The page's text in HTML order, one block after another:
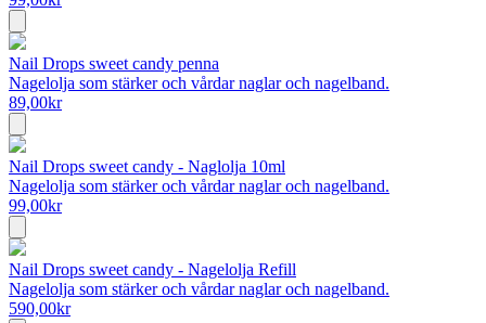
Nail Drops sweet candy penna
Nagelolja som stärker och vårdar naglar och nagelband.
89,00kr
Nail Drops sweet candy - Naglolja 10ml
Nagelolja som stärker och vårdar naglar och nagelband.
99,00kr
Nail Drops sweet candy - Nagelolja Refill
Nagelolja som stärker och vårdar naglar och nagelband.
590,00kr